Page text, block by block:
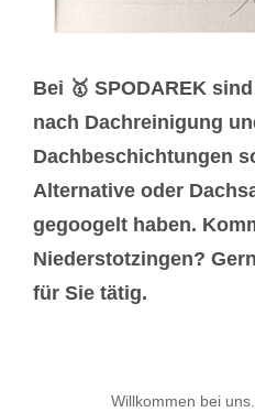
Bei 🥇 SPODAREK
nach Dachreinigung
Dachbeschichtungen
Alternative oder
gegoogelt haben.
Niederstotzingen?
für Sie tätig.
Willkommen bei